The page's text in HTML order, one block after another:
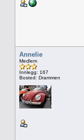
Annelie
Medlem
Innlegg: 167
Bosted: Drammen